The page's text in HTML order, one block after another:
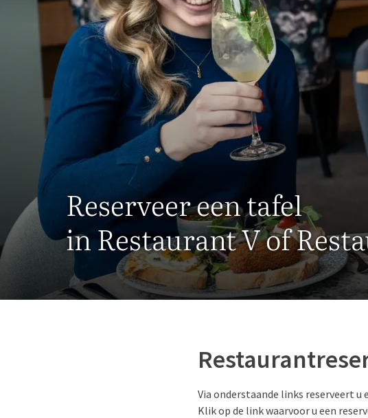
Reserveer een tafel
in Restaurant V of
Via onderstaande links reserveert
Klik op de link waarvoor u een